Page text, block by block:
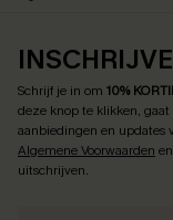
Schrijf je in om 10%
deze knop te klikken,
aanbiedingen en updates
Algemene Voorwaarden en
uitschrijven.